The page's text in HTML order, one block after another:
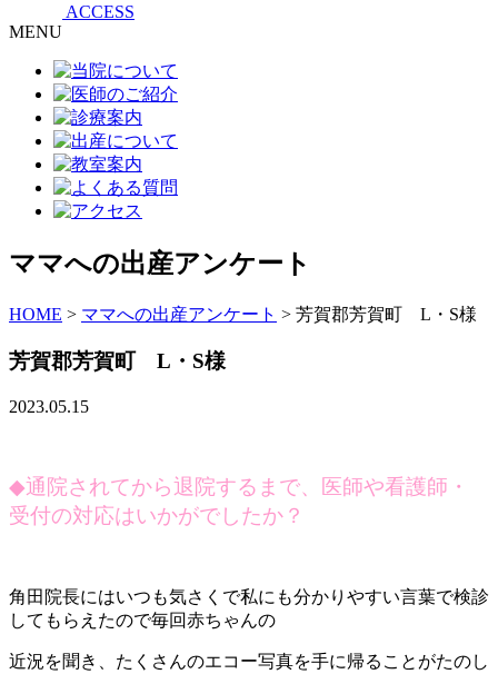
ACCESS
MENU
ママへの出産アンケート
HOME > ママへの出産アンケート > 芳賀郡芳賀町 L・S様
芳賀郡芳賀町 L・S様
2023.05.15
◆通院されてから退院するまで、医師や看護師・
受付の対応はいかがでしたか？
角田院長にはいつも気さくで私にも分かりやすい言葉で検診
してもらえたので毎回赤ちゃんの
近況を聞き、たくさんのエコー写真を手に帰ることがたのし